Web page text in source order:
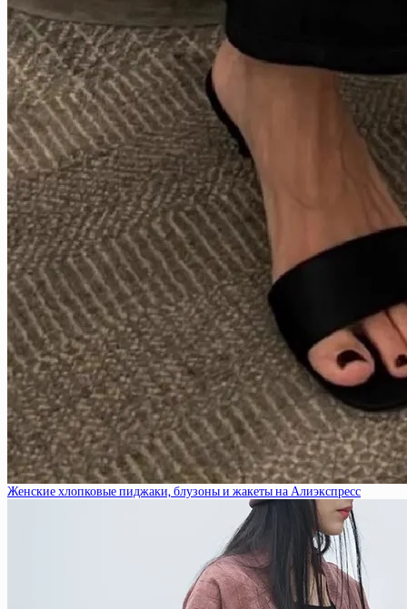
Женские хлопковые пиджаки, блузоны и жакеты на Алиэкспресс